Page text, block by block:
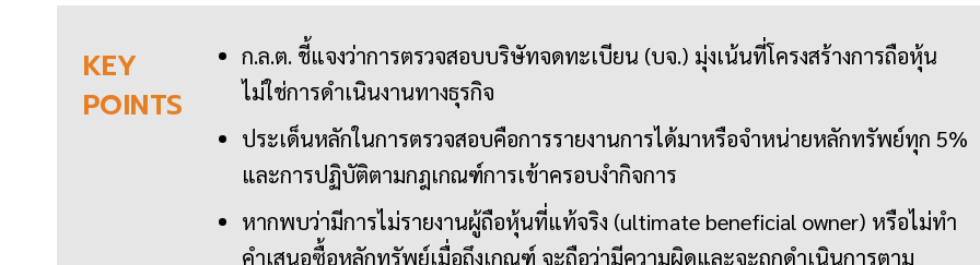
KEY
POINTS
ก.ล.ต. ชี้แจงว่าการตรวจสอบบริษัทจดทะเบียน (บจ.) มุ่งเน้นที่โครงสร้างการถือหุ้น
ไม่ใช่การดำเนินงานทางธุรกิจ
ประเด็นหลักในการตรวจสอบคือการรายงานการได้มาหรือจำหน่ายหลักทรัพย์ทุก 5%
และการปฏิบัติตามกฎเกณฑ์การเข้าครอบงำกิจการ
หากพบว่ามีการไม่รายงานผู้ถือหุ้นที่แท้จริง (ultimate beneficial owner) หรือไม่ทำ
คำเสนอซื้อหลักทรัพย์เมื่อถึงเกณฑ์ จะถือว่ามีความผิดและจะถูกดำเนินการตาม